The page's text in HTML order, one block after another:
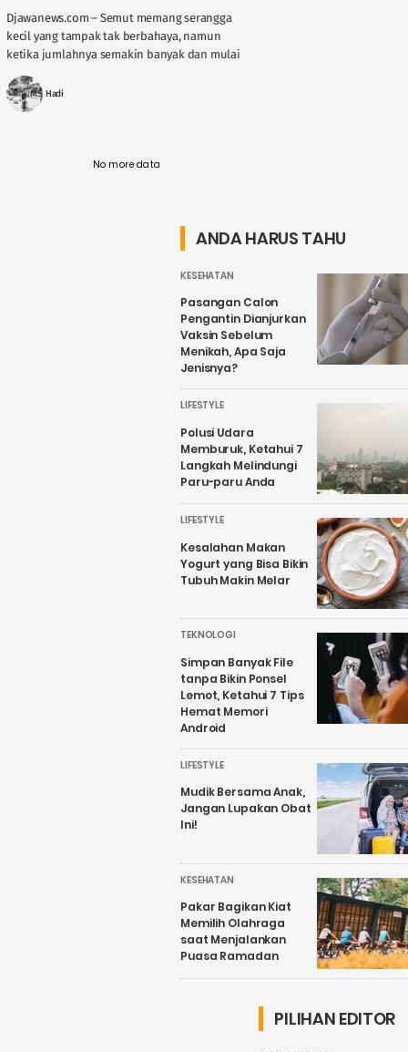
Djawanews.com – Semut memang serangga
kecil yang tampak tak berbahaya, namun
ketika jumlahnya semakin banyak dan mulai
rumah, tentu bisa mengganggu kenyamanan.
MS Hadi
No more data
ANDA HARUS TAHU
KESEHATAN
Pasangan Calon
Pengantin Dianjurkan
Vaksin Sebelum
Menikah, Apa Saja
Jenisnya?
LIFESTYLE
Polusi Udara
Memburuk, Ketahui 7
Langkah Melindungi
Paru-paru Anda
LIFESTYLE
Kesalahan Makan
Yogurt yang Bisa Bikin
Tubuh Makin Melar
TEKNOLOGI
Simpan Banyak File
tanpa Bikin Ponsel
Lemot, Ketahui 7 Tips
Hemat Memori
Android
LIFESTYLE
Mudik Bersama Anak,
Jangan Lupakan Obat
Ini!
KESEHATAN
Pakar Bagikan Kiat
Memilih Olahraga
saat Menjalankan
Puasa Ramadan
PILIHAN EDITOR